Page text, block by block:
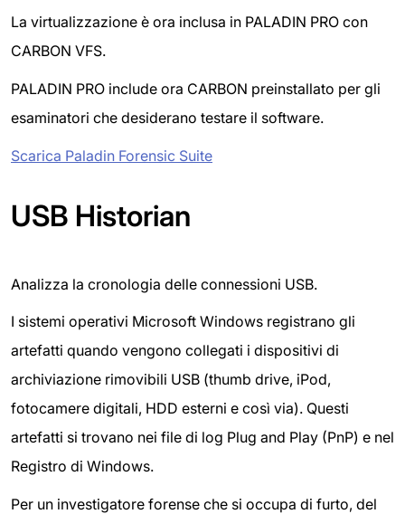
La virtualizzazione è ora inclusa in PALADIN PRO con
CARBON VFS.
PALADIN PRO include ora CARBON preinstallato per gli
esaminatori che desiderano testare il software.
Scarica Paladin Forensic Suite
USB Historian
Analizza la cronologia delle connessioni USB.
I sistemi operativi Microsoft Windows registrano gli
artefatti quando vengono collegati i dispositivi di
archiviazione rimovibili USB (thumb drive, iPod,
fotocamere digitali, HDD esterni e così via). Questi
artefatti si trovano nei file di log Plug and Play (PnP) e nel
Registro di Windows.
Per un investigatore forense che si occupa di furto, del